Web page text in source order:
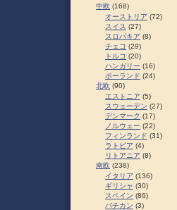
中欧 (168)
オーストリア (72)
スイス (27)
スロパキア (8)
チェコ (29)
トルコ (20)
ハンガリー (16)
ポーランド (24)
北欧 (90)
エストニア (5)
スウェーデン (27)
デンマーク (17)
ノルウェー (22)
フィンランド (31)
ラトビア (4)
リトアニア (8)
南欧 (238)
イタリア (136)
ギリシャ (30)
スペイン (86)
バチカン (3)